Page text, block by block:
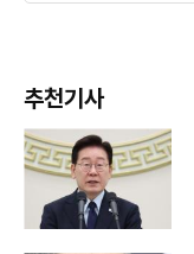
추천기사